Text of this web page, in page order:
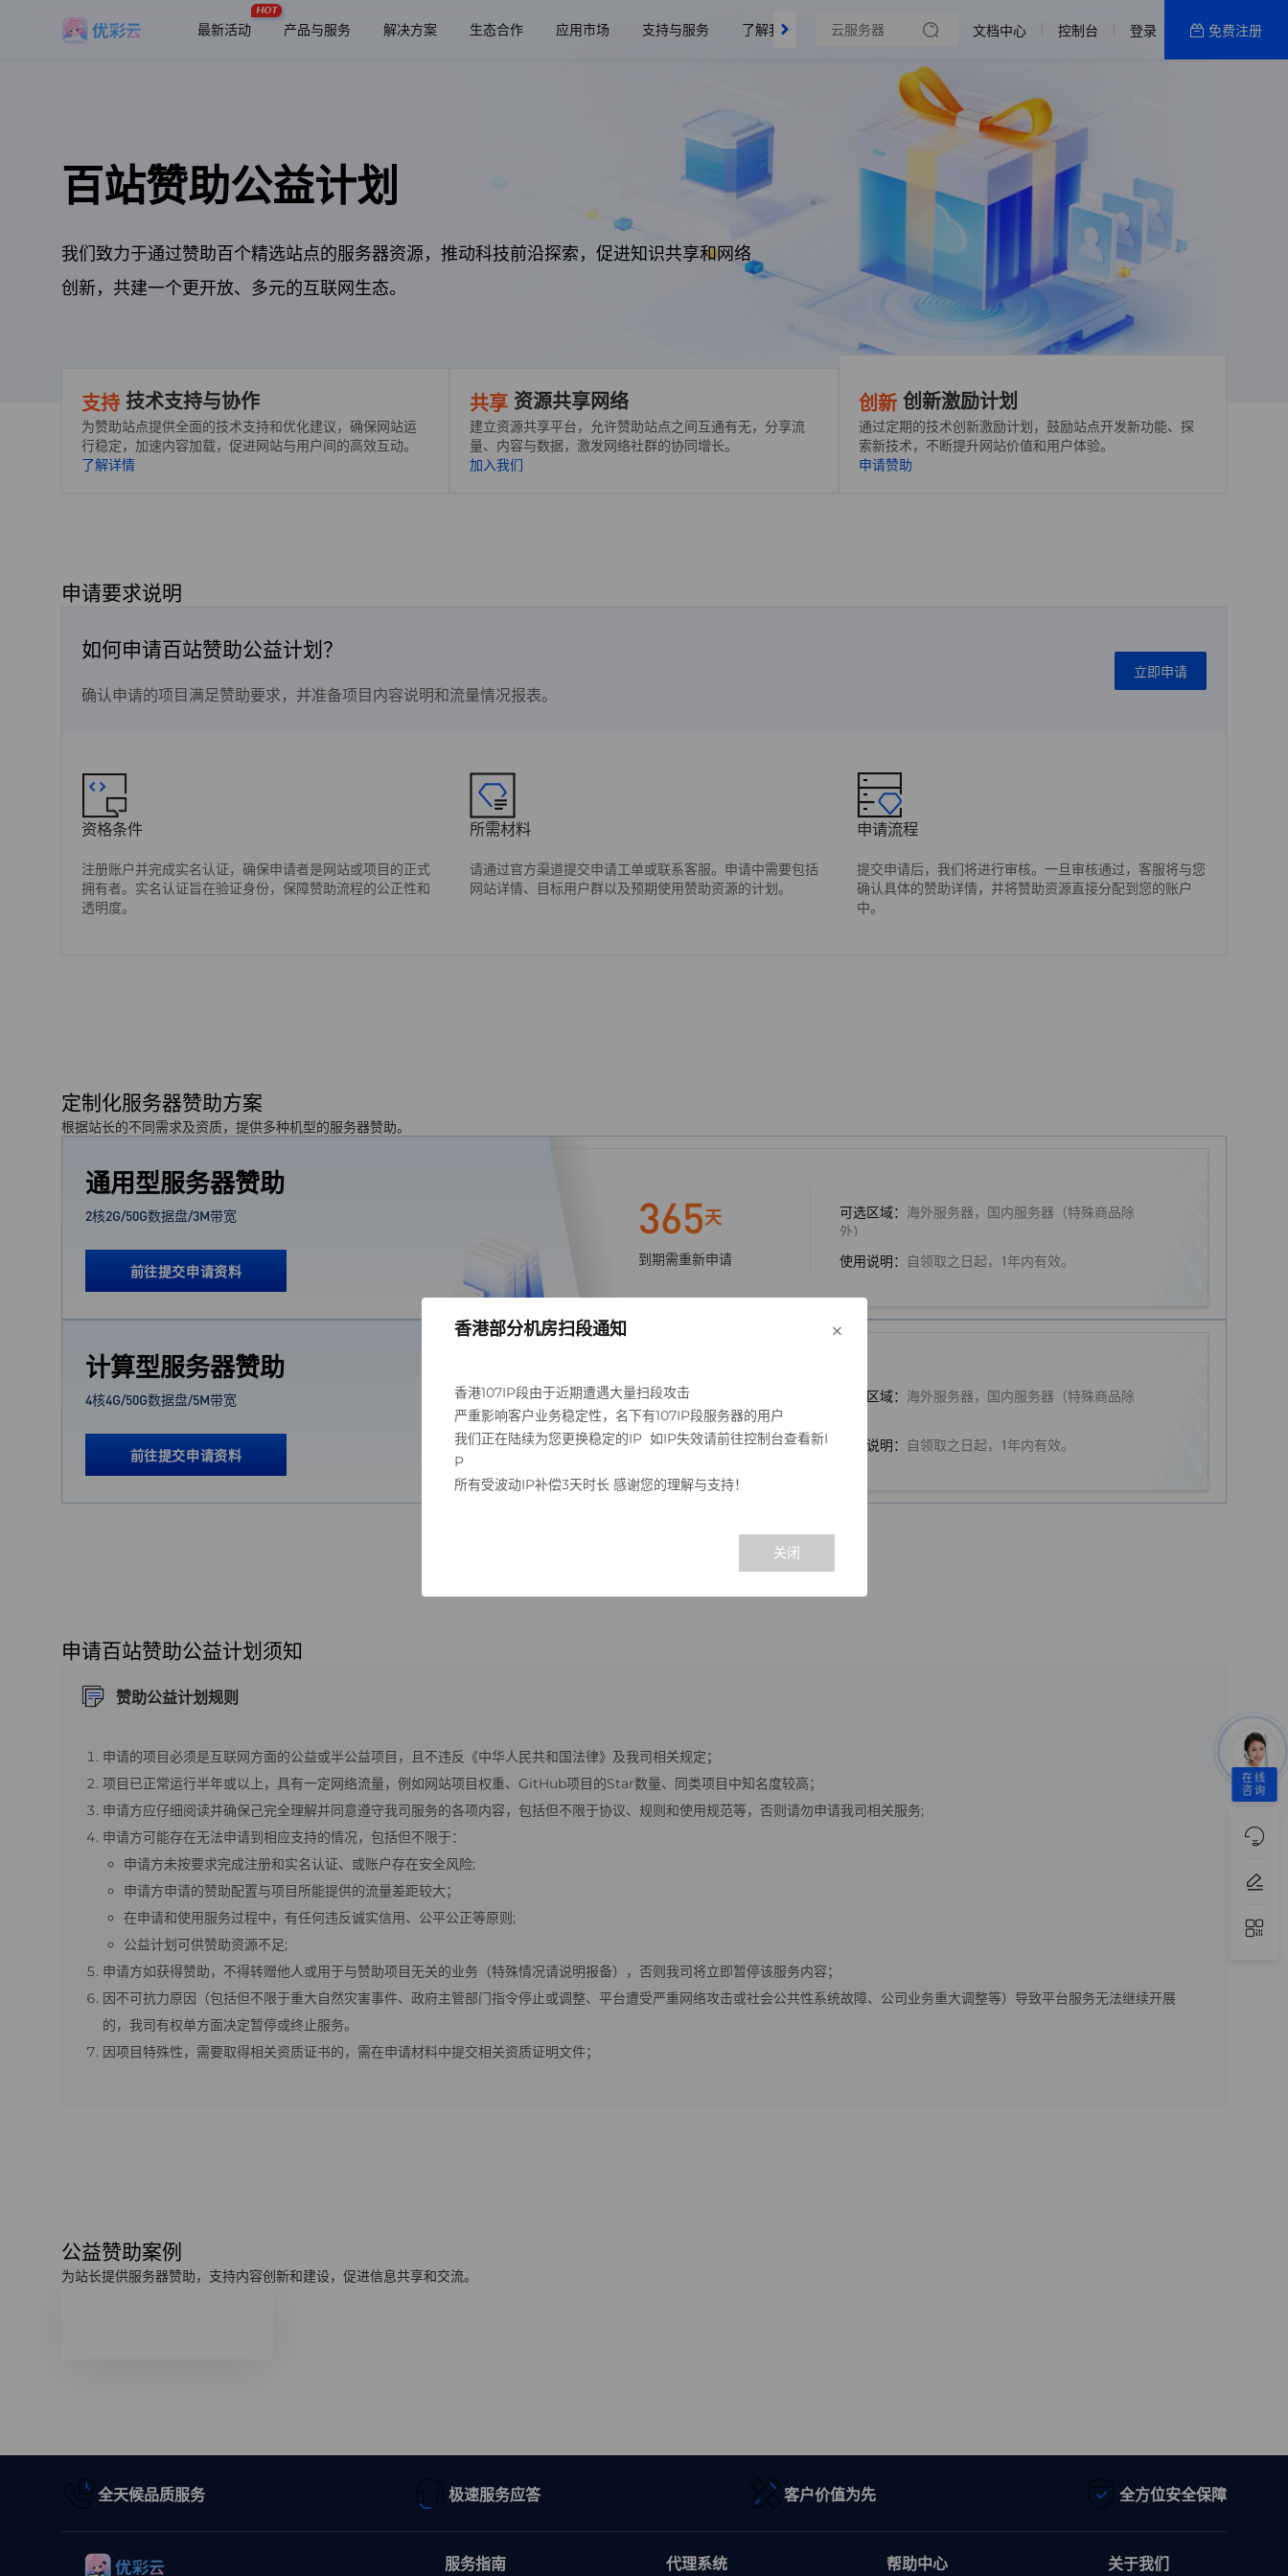
最新活动
HOT
产品与服务 解决方案 生态合作 应用市场 支持与服务
了解我们
热销推荐
文档中心 控制台 登录 免费注册
百站赞助公益计划
我们致力于通过赞助百个精选站点的服务器资源，推动科技前沿探索，促进知识共享和网络
创新，共建一个更开放、多元的互联网生态。
支持 技术支持与协作
为赞助站点提供全面的技术支持和优化建议，确保网站运
行稳定，加速内容加载，促进网站与用户间的高效互动。
了解详情
共享 资源共享网络
建立资源共享平台，允许赞助站点之间互通有无，分享流
量、内容与数据，激发网络社群的协同增长。
加入我们
创新 创新激励计划
通过定期的技术创新激励计划，鼓励站点开发新功能、探
索新技术，不断提升网站价值和用户体验。
申请赞助
申请要求说明
如何申请百站赞助公益计划？
确认申请的项目满足赞助要求，并准备项目内容说明和流量情况报表。
立即申请
资格条件
注册账户并完成实名认证，确保申请者是网站或项目的正式
拥有者。实名认证旨在验证身份，保障赞助流程的公正性和
透明度。
所需材料
请通过官方渠道提交申请工单或联系客服。申请中需要包括
网站详情、目标用户群以及预期使用赞助资源的计划。
申请流程
提交申请后，我们将进行审核。一旦审核通过，客服将与您
确认具体的赞助详情，并将赞助资源直接分配到您的账户
中。
定制化服务器赞助方案
根据站长的不同需求及资质，提供多种机型的服务器赞助。
通用型服务器赞助
2核2G/50G数据盘/3M带宽
前往提交申请资料
365天
到期需重新申请
可选区域： 海外服务器，国内服务器（特殊商品除
外）
使用说明：
自领取之日起，1年内有效。
计算型服务器赞助
4核4G/50G数据盘/5M带宽
前往提交申请资料
365
到期需重新申请
可选区域： 海外服务器，国内服务器（特殊商品除
使用说明：
自领取之日起，1年内有效。
申请百站赞助公益计划须知
赞助公益计划规则
申请的项目必须是互联网方面的公益或半公益项目，且不违反《中华人民共和国法律》及我司相关规定；
项目已正常运行半年或以上，具有一定网络流量，例如网站项目权重、GitHub项目的Star数量、同类项目中知名度较高；
申请方应仔细阅读并确保己完全理解并同意遵守我司服务的各项内容，包括但不限于协议、规则和使用规范等，否则请勿申请我司相关服务;
申请方可能存在无法申请到相应支持的情况，包括但不限于：
申请方未按要求完成注册和实名认证、或账户存在安全风险;
申请方申请的赞助配置与项目所能提供的流量差距较大；
在申请和使用服务过程中，有任何违反诚实信用、公平公正等原则;
公益计划可供赞助资源不足;
申请方如获得赞助，不得转赠他人或用于与赞助项目无关的业务（特殊情况请说明报备），否则我司将立即暂停该服务内容；
因不可抗力原因（包括但不限于重大自然灾害事件、政府主管部门指令停止或调整、平台遭受严重网络攻击或社会公共性系统故障、公司业务重大调整等）导致平台服务无法继续开展
的，我司有权单方面决定暂停或终止服务。
因项目特殊性，需要取得相关资质证书的，需在申请材料中提交相关资质证明文件；
公益赞助案例
为站长提供服务器赞助，支持内容创新和建设，促进信息共享和交流。
全天候品质服务 极速服务应答 客户价值为先 全方位安全保障
服务指南 代理系统 帮助中心 关于我们
在线
咨询
香港部分机房扫段通知
香港107IP段由于近期遭遇大量扫段攻击
严重影响客户业务稳定性，名下有107IP段服务器的用户
我们正在陆续为您更换稳定的IP 如IP失效请前往控制台查看新I
P
所有受波动IP补偿3天时长 感谢您的理解与支持！
×